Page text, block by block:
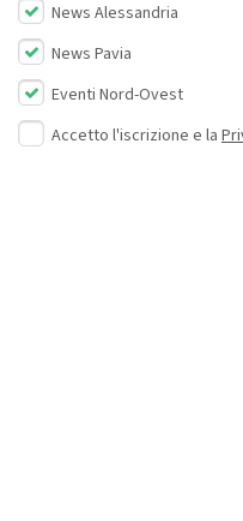
News Alessandria
News Pavia
Eventi Nord-Ovest
Accetto l'iscrizione e la